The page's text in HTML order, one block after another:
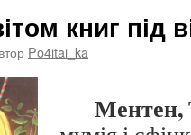
книг під
Po4itai_ka
Ментен,